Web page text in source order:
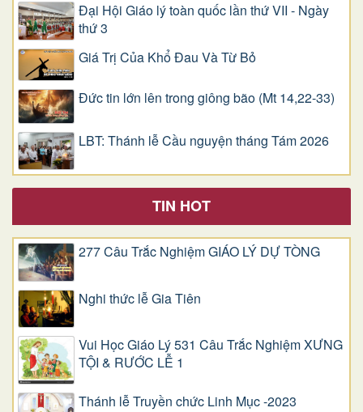
Đại Hội Giáo lý toàn quốc lần thứ VII - Ngày
thứ 3
Giá Trị Của Khổ Ðau Và Từ Bỏ
Đức tin lớn lên trong giông bão (Mt 14,22-33)
LBT: Thánh lễ Cầu nguyện tháng Tám 2026
TIN HOT
277 Câu Trắc Nghiệm GIÁO LÝ DỰ TÒNG
Nghi thức lễ Gia Tiên
Vui Học Giáo Lý 531 Câu Trắc Nghiệm XƯNG
TỘI & RƯỚC LỄ 1
Thánh lễ Truyền chức Linh Mục -2023